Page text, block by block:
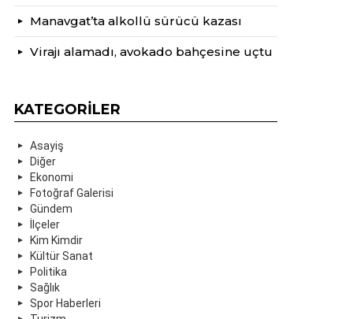
Manavgat’ta alkollü sürücü kazası
Virajı alamadı, avokado bahçesine uçtu
KATEGORILER
Asayiş
Diğer
Ekonomi
Fotoğraf Galerisi
Gündem
İlçeler
Kim Kimdir
Kültür Sanat
Politika
Sağlık
Spor Haberleri